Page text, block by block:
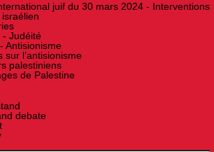
juif du 30 mars 2024 - Interventions
- Judéité
Antisionisme
sur l’antisionisme
palestiniens
de Palestine
debate